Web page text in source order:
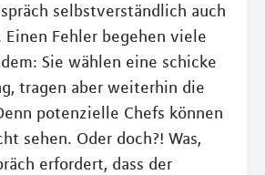
selbstverständlich auch
Einen Fehler begehen viele
Sie wählen eine schicke
tragen aber weiterhin die
potenzielle Chefs können
sehen. Oder doch?! Was,
erfordert, dass der